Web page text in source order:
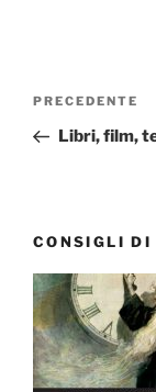
Navigazione
Articolo
precedente:
PRECEDENTE
Libri, film,
CONSIGLI DI